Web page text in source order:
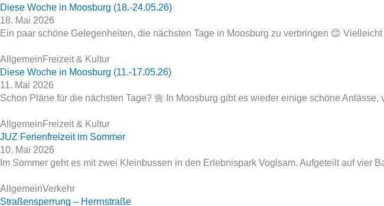
Diese Woche in Moosburg (18.-24.05.26)
18. Mai 2026
Ein paar schöne Gelegenheiten, die nächsten Tage in Moosburg zu verbringen 😊
Allgemein Freizeit & Kultur
Diese Woche in Moosburg (11.-17.05.26)
11. Mai 2026
Schon Pläne für die nächsten Tage? 🌼 In Moosburg gibt es wieder einige schöne
Allgemein Freizeit & Kultur
JUZ Ferienfreizeit im Sommer
10. Mai 2026
Im Sommer geht es mit zwei Kleinbussen in den Erlebnispark Voglsam. Aufgeteilt auf vier
AllgemeinVerkehr
Straßensperrung – Herrnstraße